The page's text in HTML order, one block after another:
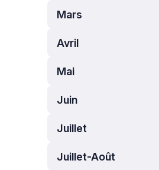
Mars
Avril
Mai
Juin
Juillet
Juillet-Août